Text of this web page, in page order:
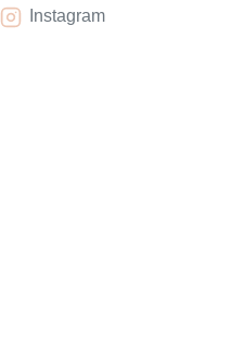
Instagram